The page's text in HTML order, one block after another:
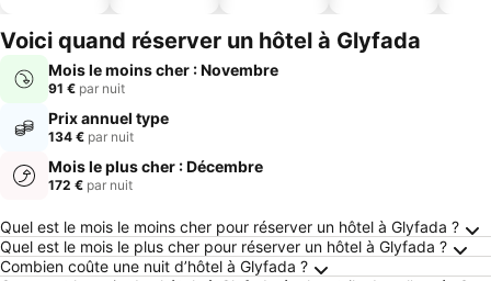
Voici quand réserver un hôtel à Glyfada
Mois le moins cher : Novembre
91 € par nuit
Prix annuel type
134 € par nuit
Mois le plus cher : Décembre
172 € par nuit
Questions fréquemment posées au sujet de
Quel est le mois le moins cher pour réserver un hôtel à Glyfada ?
Quel est le mois le plus cher pour réserver un hôtel à Glyfada ?
Combien coûte une nuit d’hôtel à Glyfada ?